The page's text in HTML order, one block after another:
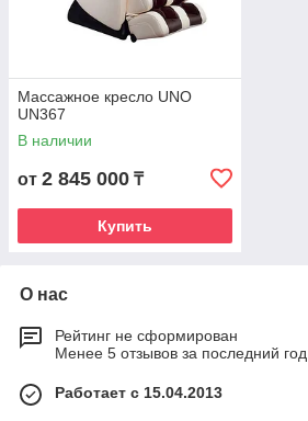
Массажное кресло UNO
UN367
В наличии
от 2 845 000 ₸
Купить
О нас
Рейтинг не сформирован
Менее 5 отзывов за последний год
Работает с 15.04.2013